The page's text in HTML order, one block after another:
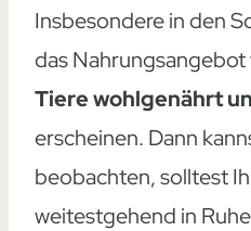
Insbesondere in den
das
Tiere wohlgenährt
erscheinen. Dann
beobachten, solltest
weitestgehend in